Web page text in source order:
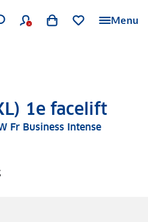
Menu
1e facelift
Fr Business Intense